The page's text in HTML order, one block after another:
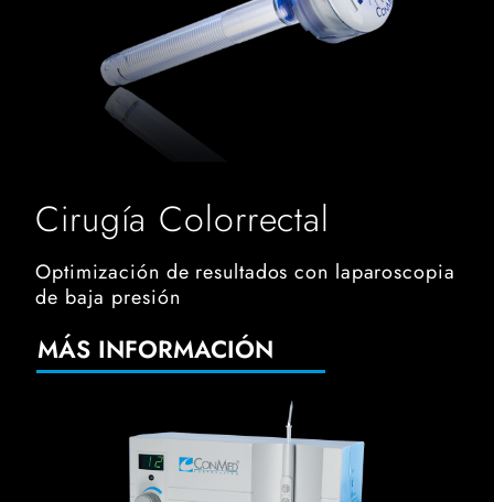
Cirugía Colorrectal
Optimización de resultados con laparoscopia
de baja presión
MÁS INFORMACIÓN
Hyfrecator 2000 Electrosurgical Generator